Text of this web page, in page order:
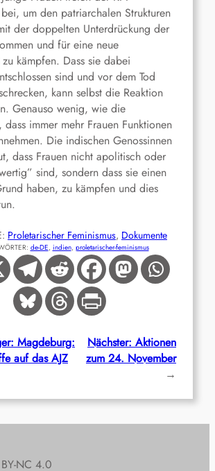
um den patriarchalen Strukturen
der doppelten Unterdrückung der
und für eine neue
kämpfen. Dass sie dabei
sind und vor dem Tod
kann selbst die Reaktion
Genauso wenig, wie die
dass immer mehr Frauen Funktionen
Die indischen Genossinnen
dass Frauen nicht apolitisch oder
sind, sondern dass sie einen
haben, zu kämpfen und dies
Proletarischer Feminismus, Dokumente
de-DE, indien, proletarischer-feminismus
Magdeburg:
auf das AJZ
Nächster: Aktionen
zum 24. November
→
NC 4.0